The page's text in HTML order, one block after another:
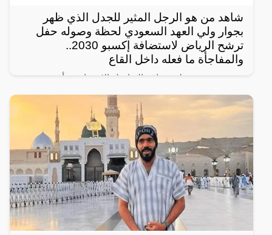
شاهد من هو الرجل المثير للجدل الذي ظهر
بجوار ولي العهد السعودي لحظة وصوله حفل
ترشح الرياض لاستضافة إكسبو 2030..
والمفاجأة ما فعله داخل القاع
رصد مغردون على مواقع التواصل الإجتماعي، أحدث
ظهور للرجل المجهول ذو النظرات الحادة الذي يقف دوماً
بالقرب من ولي العهد السعودي الأمير محمد بن سلمان